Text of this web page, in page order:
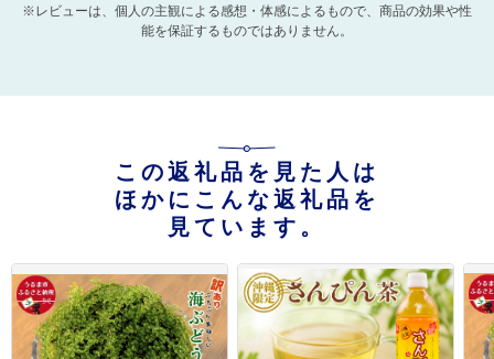
※レビューは、個人の主観による感想・体感によるもので、商品の効果や性
能を保証するものではありません。
この返礼品を見た人は
ほかにこんな返礼品を
見ています。